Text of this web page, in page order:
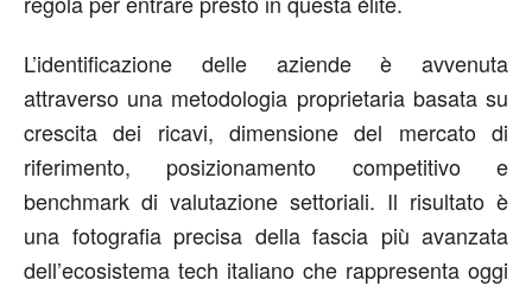
L’identificazione delle aziende è avvenuta
attraverso una metodologia proprietaria basata su
crescita dei ricavi, dimensione del mercato di
riferimento, posizionamento competitivo e
benchmark di valutazione settoriali. Il risultato è
una fotografia precisa della fascia più avanzata
dell’ecosistema tech italiano che rappresenta oggi